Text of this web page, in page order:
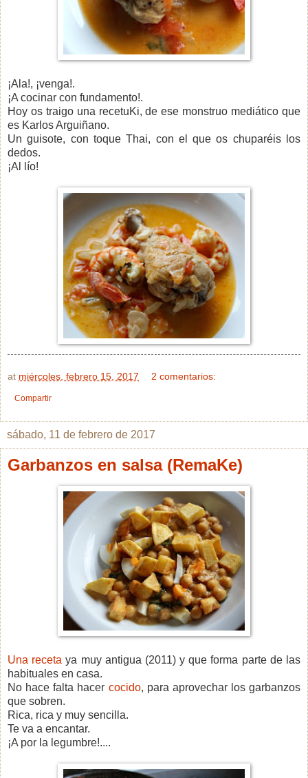
¡Ala!, ¡venga!.
¡A cocinar con fundamento!.
Hoy os traigo una recetuKi, de ese monstruo mediático que
es Karlos Arguiñano.
Un guisote, con toque Thai, con el que os chuparéis los
dedos.
¡Al lío!
at miércoles, febrero 15, 2017 2 comentarios:
Compartir
sábado, 11 de febrero de 2017
Garbanzos en salsa (RemaKe)
Una receta ya muy antigua (2011) y que forma parte de las
habituales en casa.
No hace falta hacer cocido, para aprovechar los garbanzos
que sobren.
Rica, rica y muy sencilla.
Te va a encantar.
¡A por la legumbre!....